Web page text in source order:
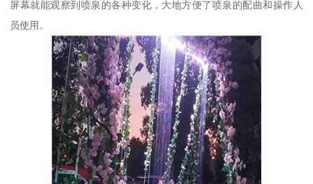
屏幕就能观察到喷泉的各种变化，大地方便了喷泉的配曲和操作人
员使用。